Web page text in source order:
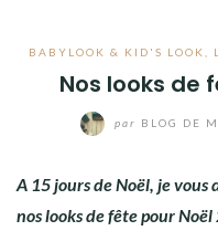
BABYLOOK & KID'S LOOK
Nos looks de
par BLOG DE
A 15 jours de Noël, je vous
nos looks de fête pour